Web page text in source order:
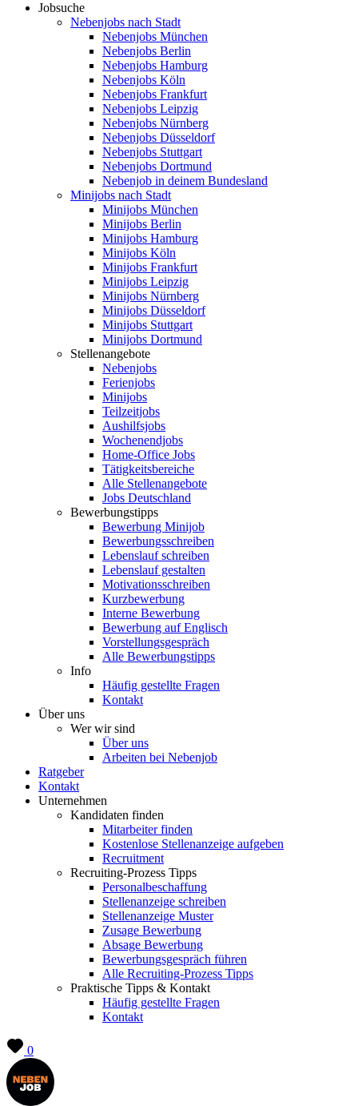
Jobsuche
Nebenjobs nach Stadt
Nebenjobs München
Nebenjobs Berlin
Nebenjobs Hamburg
Nebenjobs Köln
Nebenjobs Frankfurt
Nebenjobs Leipzig
Nebenjobs Nürnberg
Nebenjobs Düsseldorf
Nebenjobs Stuttgart
Nebenjobs Dortmund
Nebenjob in deinem Bundesland
Minijobs nach Stadt
Minijobs München
Minijobs Berlin
Minijobs Hamburg
Minijobs Köln
Minijobs Frankfurt
Minijobs Leipzig
Minijobs Nürnberg
Minijobs Düsseldorf
Minijobs Stuttgart
Minijobs Dortmund
Stellenangebote
Nebenjobs
Ferienjobs
Minijobs
Teilzeitjobs
Aushilfsjobs
Wochenendjobs
Home-Office Jobs
Tätigkeitsbereiche
Alle Stellenangebote
Jobs Deutschland
Bewerbungstipps
Bewerbung Minijob
Bewerbungsschreiben
Lebenslauf schreiben
Lebenslauf gestalten
Motivationsschreiben
Kurzbewerbung
Interne Bewerbung
Bewerbung auf Englisch
Vorstellungsgespräch
Alle Bewerbungstipps
Info
Häufig gestellte Fragen
Kontakt
Über uns
Wer wir sind
Über uns
Arbeiten bei Nebenjob
Ratgeber
Kontakt
Unternehmen
Kandidaten finden
Mitarbeiter finden
Kostenlose Stellenanzeige aufgeben
Recruitment
Recruiting-Prozess Tipps
Personalbeschaffung
Stellenanzeige schreiben
Stellenanzeige Muster
Zusage Bewerbung
Absage Bewerbung
Bewerbungsgespräch führen
Alle Recruiting-Prozess Tipps
Praktische Tipps & Kontakt
Häufig gestellte Fragen
Kontakt
0